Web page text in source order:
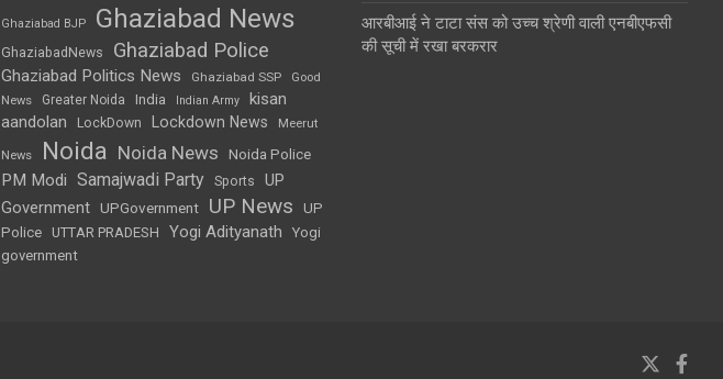
Ghaziabad BJP Ghaziabad News
GhaziabadNews Ghaziabad Police
Ghaziabad Politics News Ghaziabad SSP
Good
News
Greater Noida India Indian Army
kisan
aandolan
LockDown Lockdown News Meerut
News Noida Noida News Noida Police
PM Modi Samajwadi Party Sports
UP
Government UPGovernment UP News
UP
Police
UTTAR PRADESH Yogi Adityanath
Yogi
government
आरबीआई ने टाटा संस को उच्च श्रेणी वाली एनबीएफसी
की सूची में रखा बरकरार